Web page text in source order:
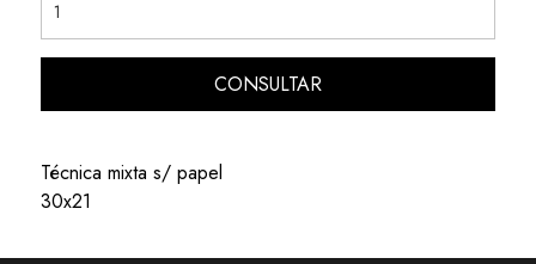
CONSULTAR
Técnica mixta s/ papel
30x21